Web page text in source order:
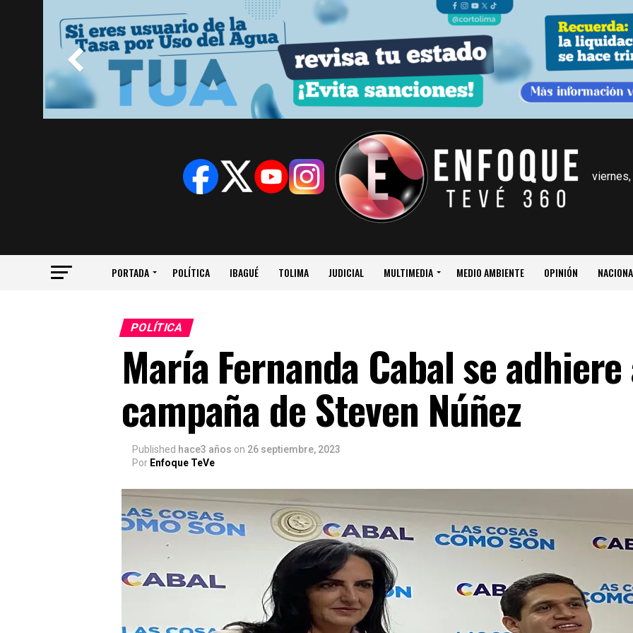
PORTADA POLÍTICA IBAGUÉ TOLIMA JUDICIAL MULTIMEDIA MEDIO AMBIENTE OPINIÓN
POLÍTICA
María Fernanda Cabal se
campaña de Steven Núñez
Published hace3 años on 26 septiembre, 2023
Por Enfoque TeVe